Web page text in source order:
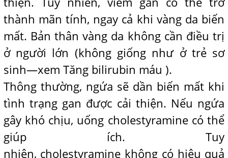
thành mãn tính, ngay cả khi vàng da biến
mất. Bản thân vàng da không cần điều trị
ở người lớn (không giống như ở trẻ sơ
sinh—xem Tăng bilirubin máu ).
Thông thường, ngứa sẽ dần biến mất khi
tình trạng gan được cải thiện. Nếu ngứa
gây khó chịu, uống cholestyramine có thể
giúp ích. Tuy
nhiên, cholestyramine không có hiệu quả